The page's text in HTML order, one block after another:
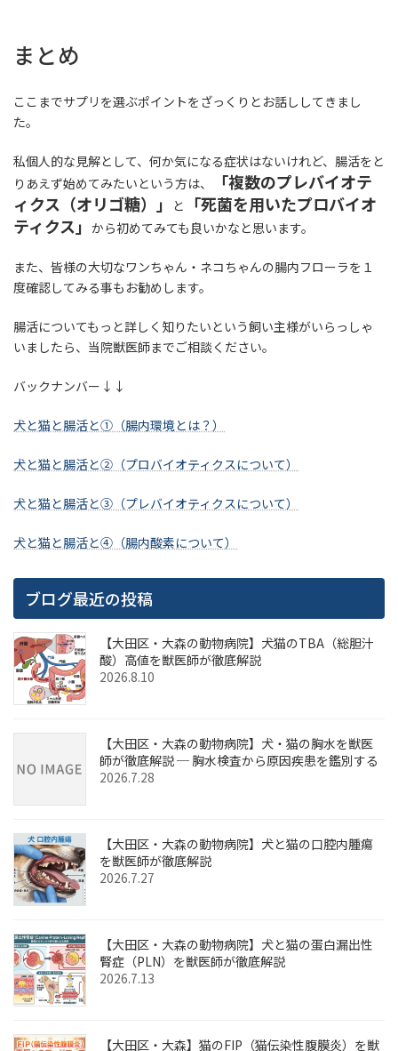
まとめ
ここまでサプリを選ぶポイントをざっくりとお話ししてきまし
た。
私個人的な見解として、何か気になる症状はないけれど、腸活をと
りあえず始めてみたいという方は、
「複数のプレバイオテ
ィクス（オリゴ糖）」
と
「死菌を用いたプロバイオ
ティクス」 から初めてみても良いかなと思います。
また、皆様の大切なワンちゃん・ネコちゃんの腸内フローラを１
度確認してみる事もお勧めします。
腸活についてもっと詳しく知りたいという飼い主様がいらっしゃ
いましたら、当院獣医師までご相談ください。
バックナンバー↓↓
犬と猫と腸活と①（腸内環境とは？）
犬と猫と腸活と②（プロバイオティクスについて）
犬と猫と腸活と③（プレバイオティクスについて）
犬と猫と腸活と④（腸内酸素について）
ブログ最近の投稿
【大田区・大森の動物病院】犬猫のTBA（総胆汁
酸）高値を獣医師が徹底解説
2026.8.10
【大田区・大森の動物病院】犬・猫の胸水を獣医
師が徹底解説 ─ 胸水検査から原因疾患を鑑別する
2026.7.28
【大田区・大森の動物病院】犬と猫の口腔内腫瘍
を獣医師が徹底解説
2026.7.27
【大田区・大森の動物病院】犬と猫の蛋白漏出性
腎症（PLN）を獣医師が徹底解説
2026.7.13
【大田区・大森】猫のFIP（猫伝染性腹膜炎）を獣